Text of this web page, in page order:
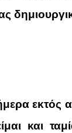
εκτός
και